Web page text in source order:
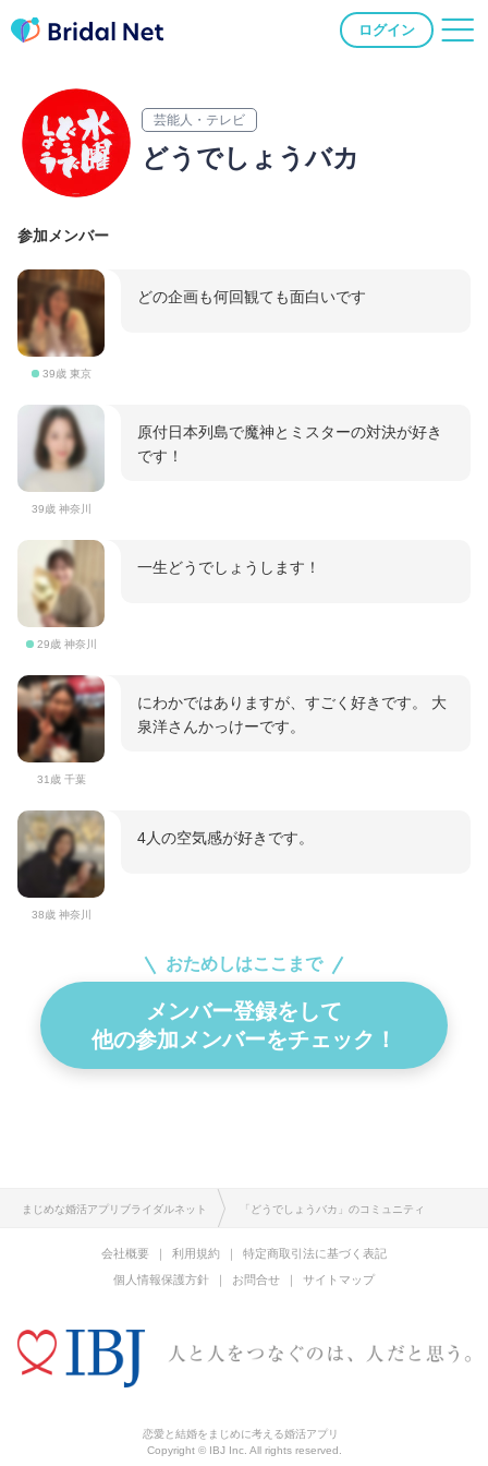
ログイン
芸能人・テレビ
どうでしょうバカ
参加メンバー
39歳 東京
どの企画も何回観ても面白いです
39歳 神奈川
原付日本列島で魔神とミスターの対決が好き
です！
29歳 神奈川
一生どうでしょうします！
31歳 千葉
にわかではありますが、すごく好きです。 大
泉洋さんかっけーです。
38歳 神奈川
4人の空気感が好きです。
おためしはここまで
メンバー登録をして
他の参加メンバーをチェック！
まじめな婚活アプリブライダルネット 「どうでしょうバカ」のコミュニティ
会社概要 利用規約
特定商取引法に基づく表記
個人情報保護方針
お問合せ サイトマップ
恋愛と結婚をまじめに考える婚活アプリ
Copyright © IBJ Inc. All rights reserved.